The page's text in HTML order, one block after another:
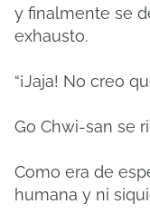
y finalmente se
exhausto.
“¡Jaja! No creo
Go Chwi-san se
Como era de
humana y ni